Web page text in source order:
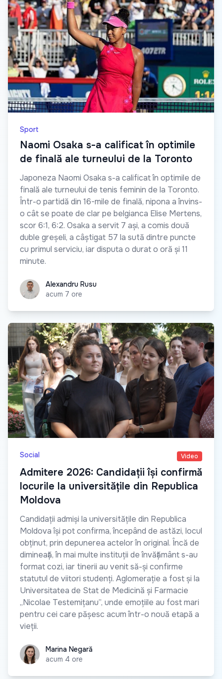
Sport
Naomi Osaka s-a calificat în optimile
de finală ale turneului de la Toronto
Japoneza Naomi Osaka s-a calificat în optimile de
finală ale turneului de tenis feminin de la Toronto.
Într-o partidă din 16-mile de finală, nipona a învins-
o cât se poate de clar pe belgianca Elise Mertens,
scor 6:1, 6:2. Osaka a servit 7 ași, a comis două
duble greșeli, a câștigat 57 la sută dintre puncte
cu primul serviciu, iar disputa o durat o oră și 11
minute.
Alexandru Rusu
Alexandru Rusu
acum 7 ore
Social Video
Admitere 2026: Candidații își confirmă
locurile la universitățile din Republica
Moldova
Candidații admiși la universitățile din Republica
Moldova își pot confirma, începând de astăzi, locul
obținut, prin depunerea actelor în original. Încă de
dimineață, în mai multe instituții de învățământ s-au
format cozi, iar tinerii au venit să-și confirme
statutul de viitori studenți. Aglomerație a fost și la
Universitatea de Stat de Medicină și Farmacie
„Nicolae Testemițanu”, unde emoțiile au fost mari
pentru cei care pășesc acum într-o nouă etapă a
vieții.
Marina Negară
Marina Negară
acum 4 ore